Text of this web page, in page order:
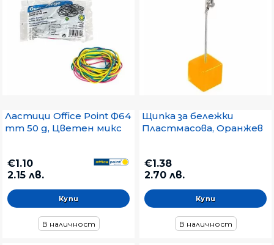
Ластици Office Point Ф64
mm 50 g, Цветен микс
€1.10
2.15 лв.
В наличност
Щипка за бележки
Пластмасова, Оранжев
€1.38
2.70 лв.
В наличност